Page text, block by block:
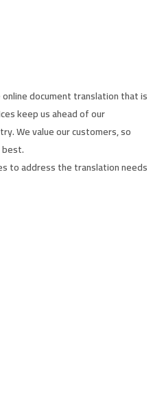
document translation that is
keep us ahead of our
We value our customers, so
to address the translation needs